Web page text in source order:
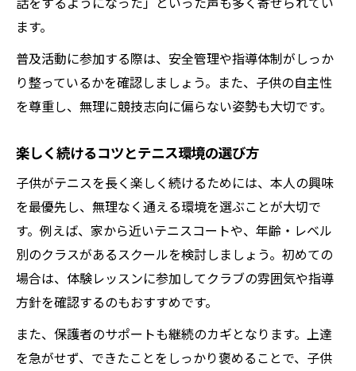
ます。
普及活動に参加する際は、安全管理や指導体制がしっか
り整っているかを確認しましょう。また、子供の自主性
を尊重し、無理に競技志向に偏らない姿勢も大切です。
楽しく続けるコツとテニス環境の選び方
子供がテニスを長く楽しく続けるためには、本人の興味
を最優先し、無理なく通える環境を選ぶことが大切で
す。例えば、家から近いテニスコートや、年齢・レベル
別のクラスがあるスクールを検討しましょう。初めての
場合は、体験レッスンに参加してクラブの雰囲気や指導
方針を確認するのもおすすめです。
また、保護者のサポートも継続のカギとなります。上達
を急がせず、できたことをしっかり褒めることで、子供